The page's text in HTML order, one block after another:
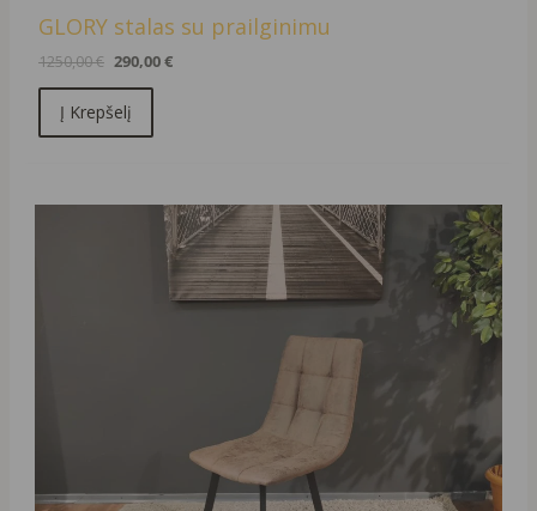
GLORY stalas su prailginimu
1250,00€ 290,00€
Į Krepšelį
Current
price
is:
39,00 €.